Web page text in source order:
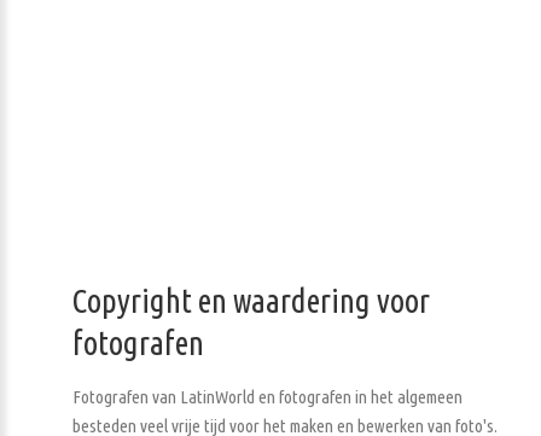
Copyright en waardering voor
fotografen
Fotografen van LatinWorld en fotografen in het algemeen
besteden veel vrije tijd voor het maken en bewerken van foto's.